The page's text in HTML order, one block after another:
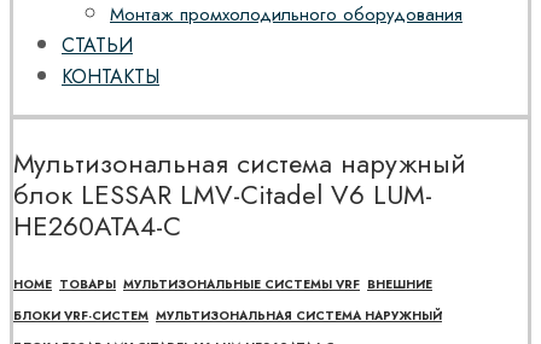
Монтаж промхолодильного оборудования
СТАТЬИ
КОНТАКТЫ
Мультизональная система наружный
блок LESSAR LMV-Citadel V6 LUM-
HE260ATA4-C
HOME ТОВАРЫ МУЛЬТИЗОНАЛЬНЫЕ СИСТЕМЫ VRF ВНЕШНИЕ
БЛОКИ VRF-СИСТЕМ МУЛЬТИЗОНАЛЬНАЯ СИСТЕМА НАРУЖНЫЙ